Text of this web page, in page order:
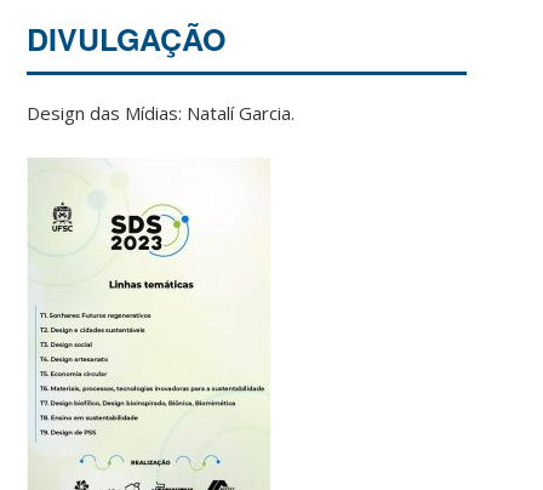
DIVULGAÇÃO
Design das Mídias: Natalí Garcia.